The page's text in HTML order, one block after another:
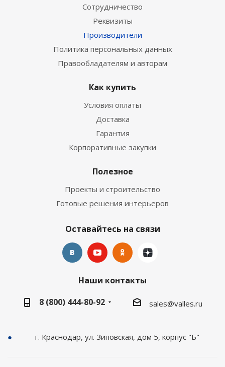
Сотрудничество
Реквизиты
Производители
Политика персональных данных
Правообладателям и авторам
Как купить
Условия оплаты
Доставка
Гарантия
Корпоративные закупки
Полезное
Проекты и строительство
Готовые решения интерьеров
Оставайтесь на связи
Наши контакты
8 (800) 444-80-92
sales@valles.ru
г. Краснодар, ул. Зиповская, дом 5, корпус "Б"